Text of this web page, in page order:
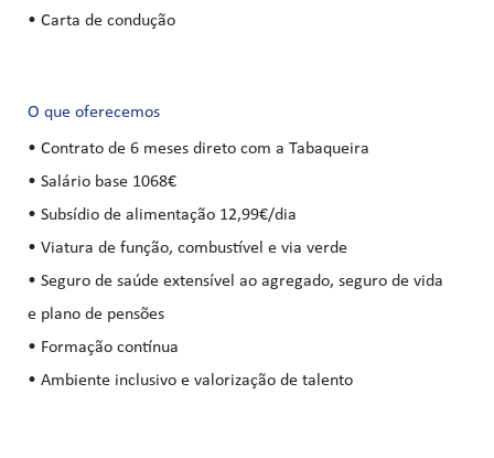
• Carta de condução
O que oferecemos
• Contrato de 6 meses direto com a Tabaqueira
• Salário base 1068€
• Subsídio de alimentação 12,99€/dia
• Viatura de função, combustível e via verde
• Seguro de saúde extensível ao agregado, seguro de vida
e plano de pensões
• Formação contínua
• Ambiente inclusivo e valorização de talento